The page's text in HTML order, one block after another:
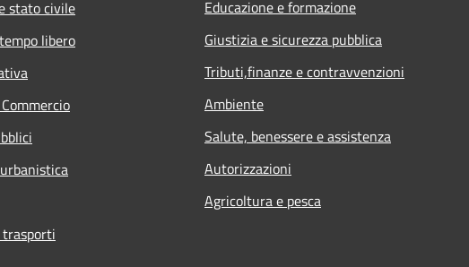
stato civile
libero
Educazione e formazione
Giustizia e sicurezza pubblica
Tributi,finanze e contravvenzioni
Ambiente
Salute, benessere e assistenza
Autorizzazioni
Agricoltura e pesca